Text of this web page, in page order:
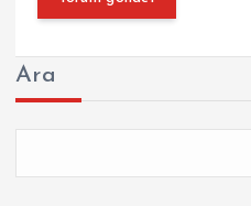
Ara